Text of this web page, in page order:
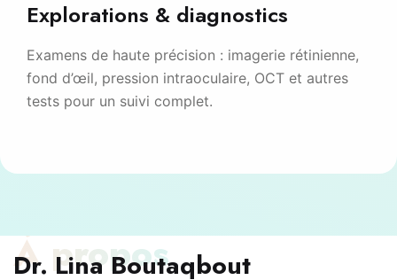
Explorations & diagnostics
Examens de haute précision : imagerie rétinienne,
fond d’œil, pression intraoculaire, OCT et autres
tests pour un suivi complet.
À propos
Dr. Lina Boutaqbout